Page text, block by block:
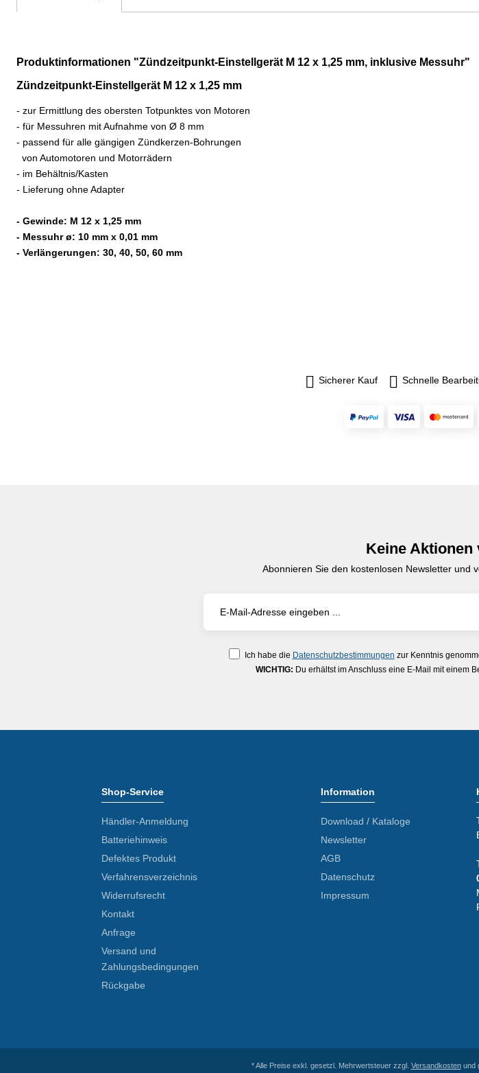
Produktinformationen "Zündzeitpunkt-Einstellgerät M 12 x 1,25 mm, inklusive Messuhr"
Zündzeitpunkt-Einstellgerät M 12 x 1,25 mm
- zur Ermittlung des obersten Totpunktes von Motoren
- für Messuhren mit Aufnahme von Ø 8 mm
- passend für alle gängigen Zündkerzen-Bohrungen
von Automotoren und Motorrädern
- im Behältnis/Kasten
- Lieferung ohne Adapter
- Gewinde: M 12 x 1,25 mm
- Messuhr ø: 10 mm x 0,01 mm
- Verlängerungen: 30, 40, 50, 60 mm
Sicherer Kauf Schnelle
Keine Aktionen
Abonnieren Sie den kostenlosen Newsletter und
Ich habe die Datenschutzbestimmungen zur Kenntnis
WICHTIG: Du erhältst im Anschluss eine E-Mail mit einem
Shop-Service
Händler-Anmeldung
Batteriehinweis
Defektes Produkt
Verfahrensverzeichnis
Widerrufsrecht
Kontakt
Anfrage
Versand und
Zahlungsbedingungen
Rückgabe
Information
Download / Kataloge
Newsletter
AGB
Datenschutz
Impressum
* Alle Preise exkl. gesetzl. Mehrwertsteuer zzgl. Versandkostenund